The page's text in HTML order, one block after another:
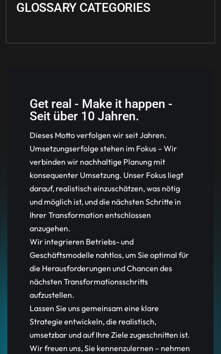
GLOSSARY CATEGORIES
Get real - Make it happen -
Seit über 10 Jahren.
Dieses Motto verfolgen wir seit Jahren.
Umsetzungserfolge stehen im Fokus – Wir
verbinden wir nachhaltige Planung mit
konsequenter Umsetzung. Unser Fokus liegt
darauf, realistisch einzuschätzen, was nötig
und möglich ist, und die nächsten Schritte in
Ihrer Transformation entschlossen
anzugehen.
Wir integrieren Betriebs- und
Geschäftsmodelle nahtlos, um Sie optimal für
die Herausforderungen und Chancen des
nächsten Transformationsschritts
aufzustellen.
Lassen Sie uns gemeinsam eine klare
Strategie entwickeln, die realistisch,
umsetzbar und auf Ihre Ziele zugeschnitten ist.
Wir freuen uns, Sie kennenzulernen – nehmen